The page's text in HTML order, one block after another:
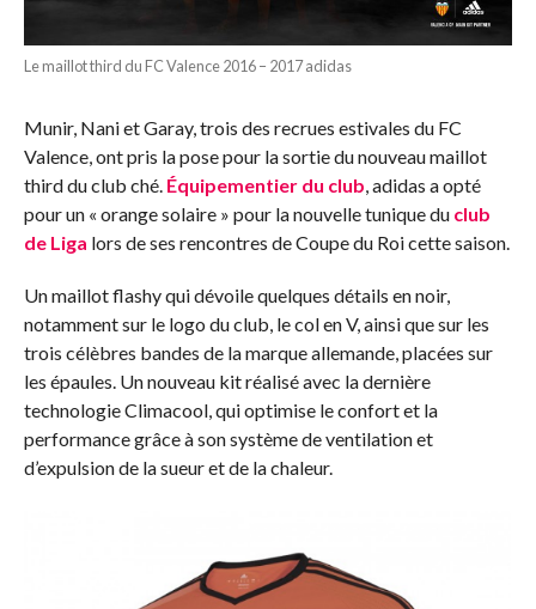
Le maillot third du FC Valence 2016 – 2017 adidas
Munir, Nani et Garay, trois des recrues estivales du FC
Valence, ont pris la pose pour la sortie du nouveau maillot
third du club ché. Équipementier du club , adidas a opté
pour un « orange solaire » pour la nouvelle tunique du club
de Liga lors de ses rencontres de Coupe du Roi cette saison.
Un maillot flashy qui dévoile quelques détails en noir,
notamment sur le logo du club, le col en V, ainsi que sur les
trois célèbres bandes de la marque allemande, placées sur
les épaules. Un nouveau kit réalisé avec la dernière
technologie Climacool, qui optimise le confort et la
performance grâce à son système de ventilation et
d’expulsion de la sueur et de la chaleur.